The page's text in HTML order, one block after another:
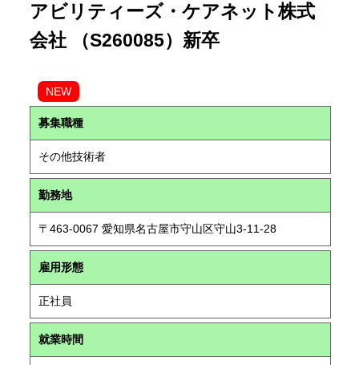
アビリティーズ・ケアネット株式
会社 （S260085）新卒
NEW
募集職種
その他技術者
勤務地
〒463-0067 愛知県名古屋市守山区守山3-11-28
雇用形態
正社員
就業時間